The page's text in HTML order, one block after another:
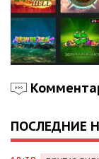
ПОСЛЕДНИЕ